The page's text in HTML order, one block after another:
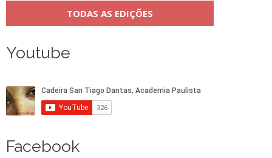
TODAS AS EDIÇÕES
Youtube
Facebook